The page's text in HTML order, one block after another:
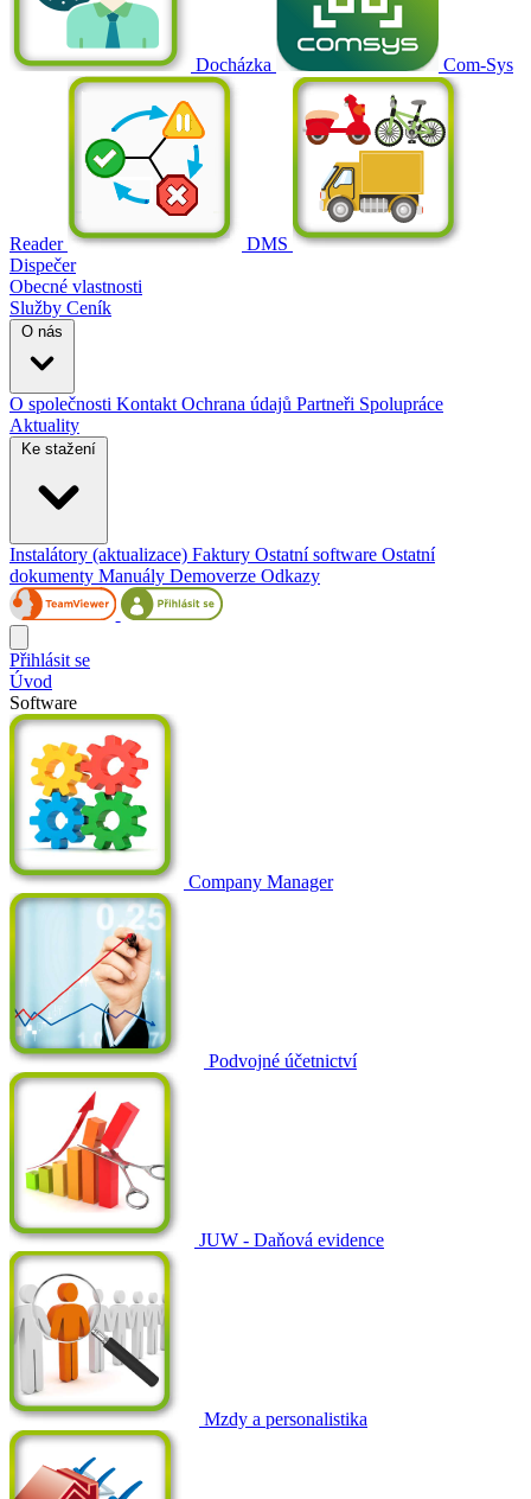
Docházka Com-Sys
Reader
DMS
Dispečer
Obecné vlastnosti
Služby Ceník
O nás
O společnosti Kontakt Ochrana údajů Partneři Spolupráce
Aktuality
Ke stažení
Instalátory (aktualizace) Faktury Ostatní software Ostatní
dokumenty Manuály Demoverze Odkazy
Přihlásit se
Úvod
Software
Company Manager
Podvojné účetnictví
JUW - Daňová evidence
Mzdy a personalistika